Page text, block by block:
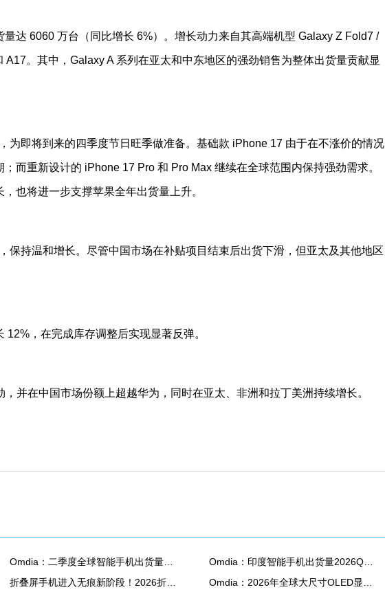
达 6060 万台（同比增长 6%）。增长动力来自其高端机型 Galaxy Z Fold7 /
A17。其中，Galaxy A 系列在亚太和中东地区的强劲销售为整体出货量贡献显
为即将到来的四季度节日旺季做准备。基础款 iPhone 17 由于在不涨价的情况
而重新设计的 iPhone 17 Pro 和 Pro Max 继续在全球范围内保持强劲需求。
也将进一步支撑苹果全年出货量上升。
保持温和增长。尽管中国市场在补贴项目结束后出货下滑，但亚太及其他地区
，在完成库存调整后实现显著反弹。
并在中国市场份额上超越华为，同时在亚太、非洲和拉丁美洲持续增长。